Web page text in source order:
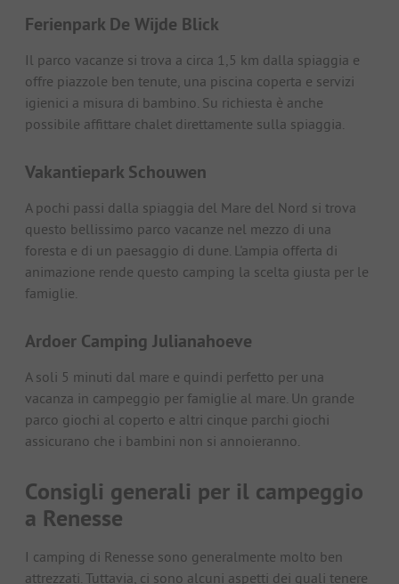
Ferienpark De Wijde Blick
Il parco vacanze si trova a circa 1,5 km dalla spiaggia e
offre piazzole ben tenute, una piscina coperta e servizi
igienici a misura di bambino. Su richiesta è anche
possibile affittare chalet direttamente sulla spiaggia.
Vakantiepark Schouwen
A pochi passi dalla spiaggia del Mare del Nord si trova
questo bellissimo parco vacanze nel mezzo di una
foresta e di un paesaggio di dune. L'ampia offerta di
animazione rende questo camping la scelta giusta per le
famiglie.
Ardoer Camping Julianahoeve
A soli 5 minuti dal mare e quindi perfetto per una
vacanza in campeggio per famiglie al mare. Un grande
parco giochi al coperto e altri cinque parchi giochi
assicurano che i bambini non si annoieranno.
Consigli generali per il campeggio
a Renesse
I camping di Renesse sono generalmente molto ben
attrezzati. Tuttavia, ci sono alcuni aspetti dei quali tenere